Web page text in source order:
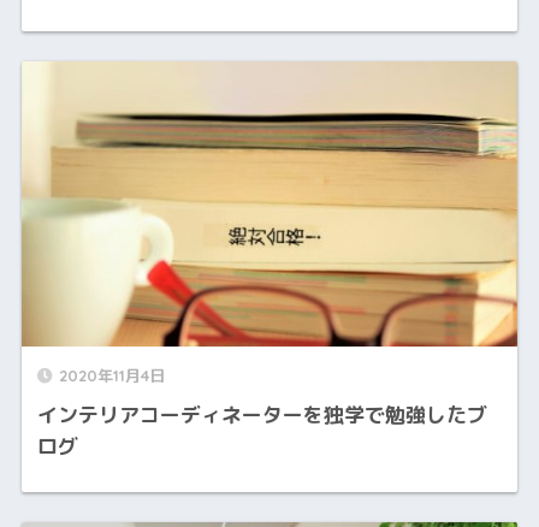
2020年11月4日
インテリアコーディネーターを独学で勉強したブ
ログ